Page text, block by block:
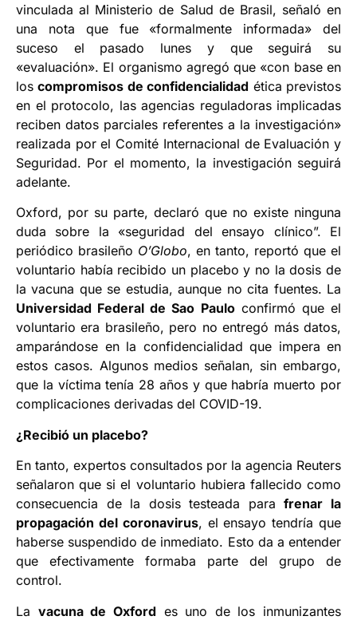
vinculada al Ministerio de Salud de Brasil, señaló en
una nota que fue «formalmente informada» del
suceso el pasado lunes y que seguirá su
«evaluación». El organismo agregó que «con base en
loscompromisos de confidencialidad ética previstos
en el protocolo, las agencias reguladoras implicadas
reciben datos parciales referentes a la investigación»
realizada por el Comité Internacional de Evaluación y
Seguridad. Por el momento, la investigación seguirá
adelante.
Oxford, por su parte, declaró que no existe ninguna
duda sobre la «seguridad del ensayo clínico”. El
periódico brasileño O’Globo, en tanto, reportó que el
voluntario había recibido un placebo y no la dosis de
la vacuna que se estudia, aunque no cita fuentes. La
Universidad Federal de Sao Pauloconfirmó que el
voluntario era brasileño, pero no entregó más datos,
amparándose en la confidencialidad que impera en
estos casos. Algunos medios señalan, sin embargo,
que la víctima tenía 28 años y que habría muerto por
complicaciones derivadas del COVID-19.
¿Recibió un placebo?
En tanto, expertos consultados por la agencia Reuters
señalaron que si el voluntario hubiera fallecido como
consecuencia de la dosis testeada parafrenar la
propagación del coronavirus, el ensayo tendría que
haberse suspendido de inmediato. Esto da a entender
que efectivamente formaba parte del grupo de
control.
La vacuna de Oxford es uno de los inmunizantes